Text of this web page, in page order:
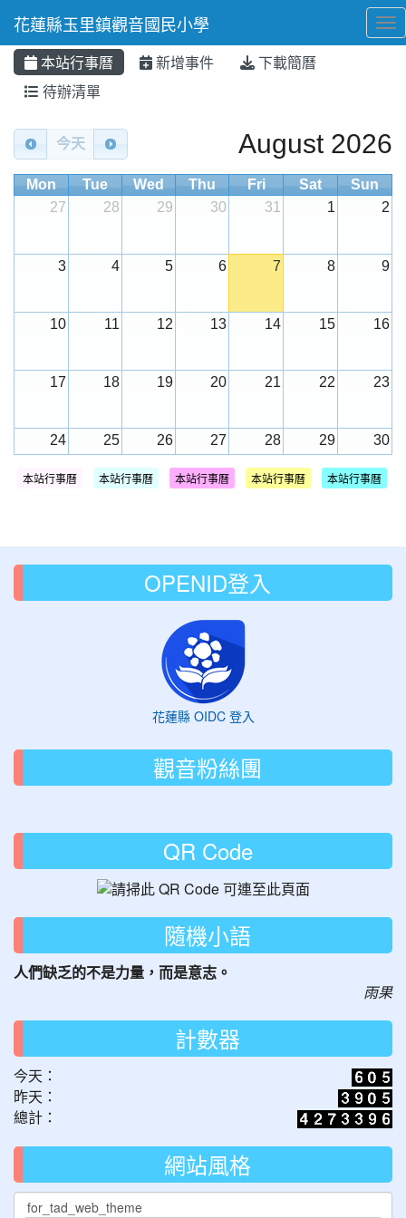
花蓮縣玉里鎮觀音國民小學
本站行事曆 新增事件
下載簡曆
待辦清單
Calendar
今天 August 2026
Mon Tue Wed Thu Fri Sat
Sun
27
28 29 30 31 1 2
3 4 5 6 7 8 9
10 11 12 13 14 15 16
17 18 19 20 21 22 23
24 25 26 27 28 29 30
本站行事曆 本站行事曆 本站行事曆 本站行事曆 本站行事曆
OPENID登入
花蓮縣 OIDC 登入
觀音粉絲團
QR Code
隨機小語
人們缺乏的不是力量，而是意志。
雨果
計數器
今天：
昨天：
總計：
網站風格